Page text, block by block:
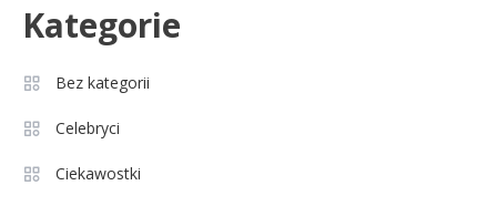
Kategorie
Bez kategorii
Celebryci
Ciekawostki
Agnieszka Chylińska: wiek,
Aleksandra Grysz wiek: poznaj